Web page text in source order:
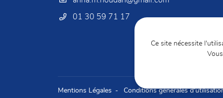
01 30 59 71 17
Mentions Légales Conditions générales
Ce site nécessite